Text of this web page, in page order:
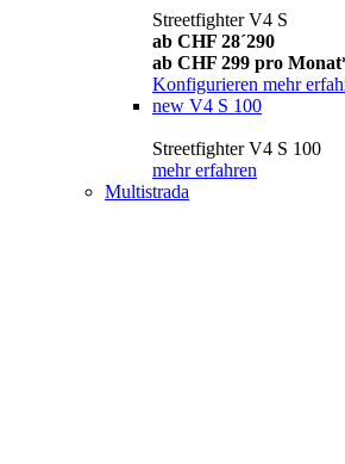
Streetfighter V4 S
ab CHF 28´290
ab CHF 299 pro
Konfigurieren mehr
new V4 S 100
Streetfighter V4 S 100
mehr erfahren
Multistrada